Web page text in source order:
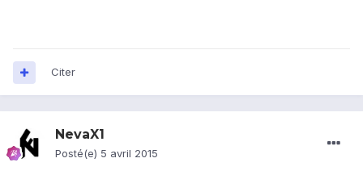
Citer
NevaX1
Posté(e) 5 avril 2015